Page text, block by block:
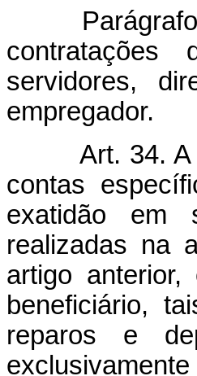
Parágrafo
contratações
servidores,
empregador.
Art. 34.
contas
exatidão em
realizadas na
artigo
beneficiário,
reparos e